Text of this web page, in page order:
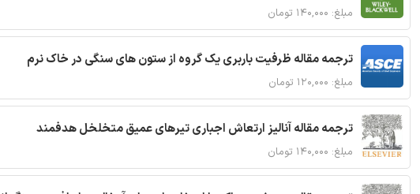
مبلغ: ۱۴۰,۰۰۰ تومان
ترجمه مقاله ظرفیت باربری یک گروه از ستون های سنگی در خاک نرم
مبلغ: ۱۲۰,۰۰۰ تومان
ترجمه مقاله آنالیز ارتعاش اجباری تیرهای عمیق متخلخل هدفمند
مبلغ: ۱۴۰,۰۰۰ تومان